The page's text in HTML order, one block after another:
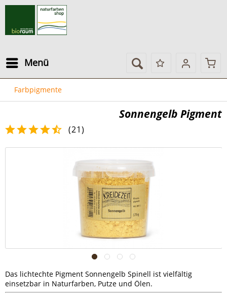
Menü
Farbpigmente
Sonnengelb Pigment
(21)
Das lichtechte Pigment Sonnengelb Spinell ist vielfältig
einsetzbar in Naturfarben, Putze und Ölen.